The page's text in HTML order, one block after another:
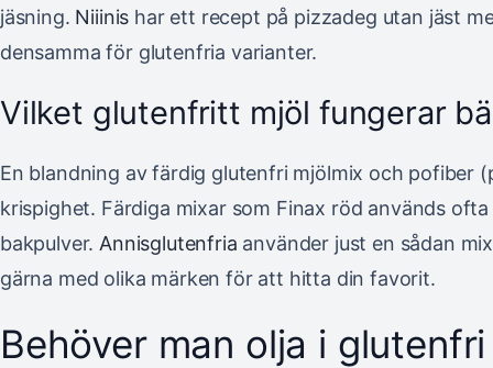
jäsning. Niiinis har ett recept på pizzadeg utan jäst
densamma för glutenfria varianter.
Vilket glutenfritt mjöl fungerar
En blandning av färdig glutenfri mjölmix och pofiber
krispighet. Färdiga mixar som Finax röd används
bakpulver. Annisglutenfria använder just en sådan
gärna med olika märken för att hitta din favorit.
Behöver man olja i